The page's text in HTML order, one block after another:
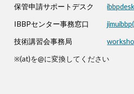
保管申請サポートデスク
IBBPセンター事務窓口
技術講習会事務局
※(at)を@に変換してください